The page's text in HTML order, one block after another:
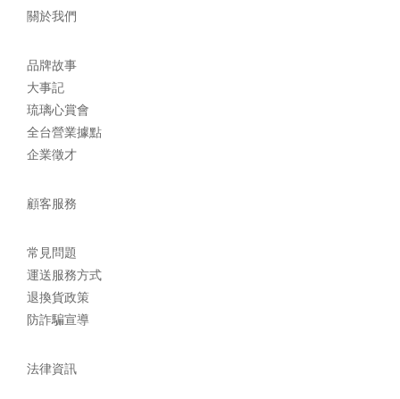
關於我們
品牌故事
大事記
琉璃心賞會
全台營業據點
企業徵才
顧客服務
常見問題
運送服務方式
退換貨政策
防詐騙宣導
法律資訊